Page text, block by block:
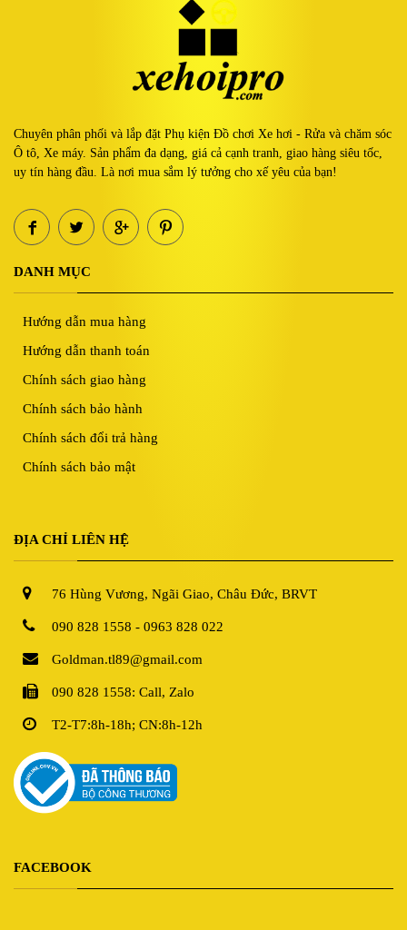
Chuyên phân phối và lắp đặt Phụ kiện Đồ chơi Xe hơi - Rửa và chăm sóc
Ô tô, Xe máy. Sản phẩm đa dạng, giá cả cạnh tranh, giao hàng siêu tốc,
uy tín hàng đầu. Là nơi mua sắm lý tưởng cho xế yêu của bạn!
DANH MỤC
Hướng dẫn mua hàng
Hướng dẫn thanh toán
Chính sách giao hàng
Chính sách bảo hành
Chính sách đổi trả hàng
Chính sách bảo mật
ĐỊA CHỈ LIÊN HỆ
76 Hùng Vương, Ngãi Giao, Châu Đức, BRVT
090 828 1558 - 0963 828 022
Goldman.tl89@gmail.com
090 828 1558: Call, Zalo
T2-T7:8h-18h; CN:8h-12h
FACEBOOK